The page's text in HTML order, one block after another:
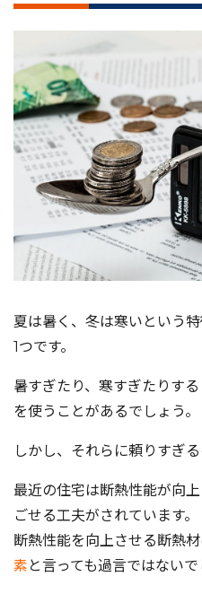
夏は暑く、冬は寒いという
1つです。
暑すぎたり、寒すぎたりす
を使うことがあるでしょう。
しかし、それらに頼りすぎ
最近の住宅は断熱性能が向
ごせる工夫がされています。
断熱性能を向上させる断熱
素 と言っても過言ではないで